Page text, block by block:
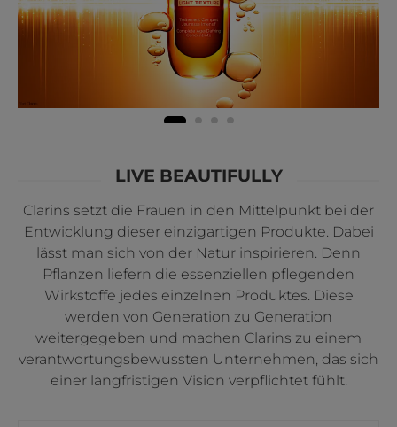
LIVE BEAUTIFULLY
Clarins setzt die Frauen in den Mittelpunkt bei der
Entwicklung dieser einzigartigen Produkte. Dabei
lässt man sich von der Natur inspirieren. Denn
Pflanzen liefern die essenziellen pflegenden
Wirkstoffe jedes einzelnen Produktes. Diese
werden von Generation zu Generation
weitergegeben und machen Clarins zu einem
verantwortungsbewussten Unternehmen, das sich
einer langfristigen Vision verpflichtet fühlt.